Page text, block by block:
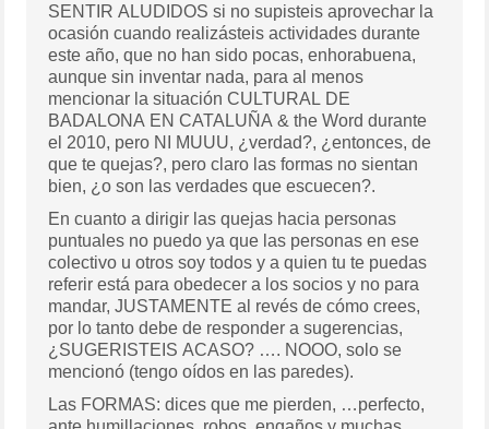
SENTIR ALUDIDOS si no supisteis aprovechar la
ocasión cuando realizásteis actividades durante
este año, que no han sido pocas, enhorabuena,
aunque sin inventar nada, para al menos
mencionar la situación CULTURAL DE
BADALONA EN CATALUÑA & the Word durante
el 2010, pero NI MUUU, ¿verdad?, ¿entonces, de
que te quejas?, pero claro las formas no sientan
bien, ¿o son las verdades que escuecen?.
En cuanto a dirigir las quejas hacia personas
puntuales no puedo ya que las personas en ese
colectivo u otros soy todos y a quien tu te puedas
referir está para obedecer a los socios y no para
mandar, JUSTAMENTE al revés de cómo crees,
por lo tanto debe de responder a sugerencias,
¿SUGERISTEIS ACASO? …. NOOO, solo se
mencionó (tengo oídos en las paredes).
Las FORMAS: dices que me pierden, …perfecto,